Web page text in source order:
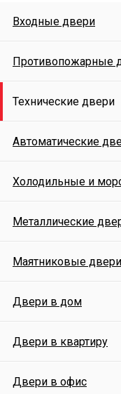
Входные двери
Противопожарные
Технические двери
Автоматические
Холодильные и
Металлические
Маятниковые двери
Двери в дом
Двери в квартиру
Двери в офис